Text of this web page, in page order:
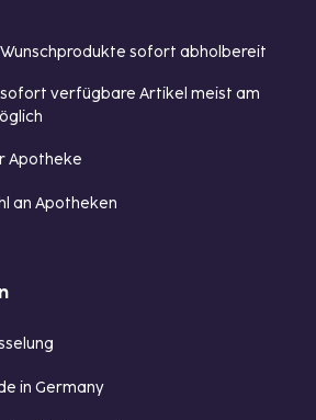
sofort abholbereit
verfügbare Artikel meist am
Apotheke
an Apotheken
in Germany